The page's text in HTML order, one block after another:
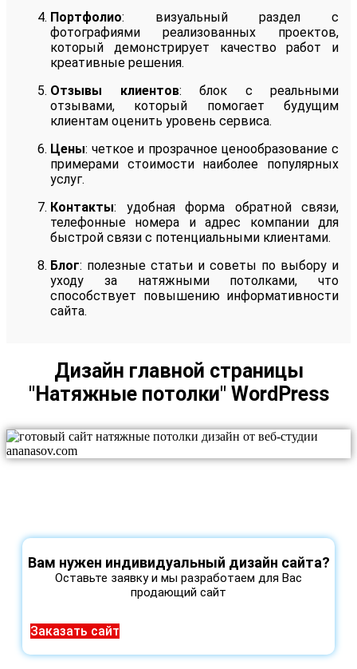
Портфолио: визуальный раздел с
фотографиями реализованных проектов,
который демонстрирует качество работ и
креативные решения.
Отзывы клиентов: блок с реальными
отзывами, который помогает будущим
клиентам оценить уровень сервиса.
Цены: четкое и прозрачное ценообразование с
примерами стоимости наиболее популярных
услуг.
Контакты: удобная форма обратной связи,
телефонные номера и адрес компании для
быстрой связи с потенциальными клиентами.
Блог: полезные статьи и советы по выбору и
уходу за натяжными потолками, что
способствует повышению информативности
сайта.
Дизайн главной страницы
"Натяжные потолки" WordPress
Вам нужен индивидуальный дизайн сайта?
Оставьте заявку и мы разработаем для Вас
продающий сайт
Заказать сайт